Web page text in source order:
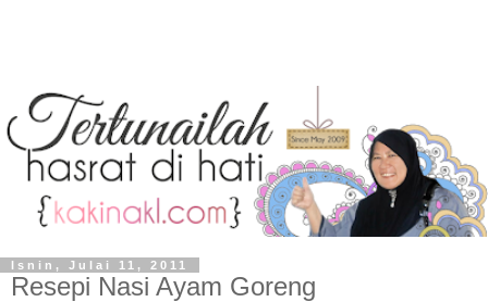
Isnin, Julai 11, 2011
Resepi Nasi Ayam Goreng